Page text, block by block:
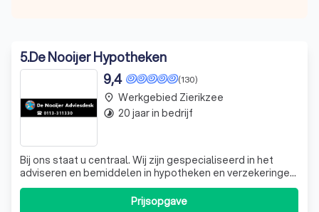
5.De Nooijer Hypotheken
(130)
9,4
Bij ons staat u centraal. Wij zijn gespecialiseerd in het
adviseren en bemiddelen in hypotheken en verzekeringen
voor starters, doorstromers en zelfstandigen. Of u nu
alleenstaand bent, samenwoont, met of zonder kinderen,
Prijsopgave
place Werkgebied Zierikzee
timelapse 20 jaar in bedrijf